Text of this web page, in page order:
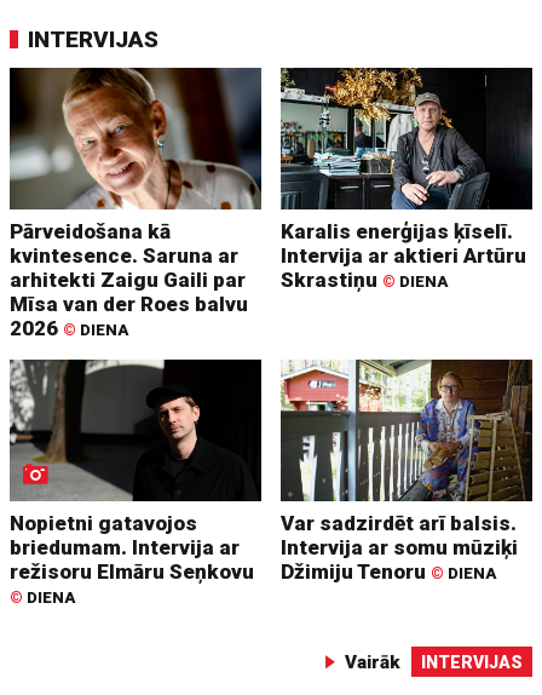
INTERVIJAS
Pārveidošana kā
kvintesence. Saruna ar
arhitekti Zaigu Gaili par
Mīsa van der Roes balvu
2026 © DIENA
Karalis enerģijas ķīselī.
Intervija ar aktieri Artūru
Skrastiņu © DIENA
Nopietni gatavojos
briedumam. Intervija ar
režisoru Elmāru Seņkovu
© DIENA
Var sadzirdēt arī balsis.
Intervija ar somu mūziķi
Džimiju Tenoru © DIENA
Vairāk INTERVIJAS